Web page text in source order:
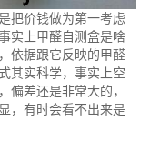
价钱做为第一考虑
实上甲醛自测盒是啥
依据跟它反映的甲醛
其实科学，事实上空
偏差还是非常大的，
，有时会看不出来是